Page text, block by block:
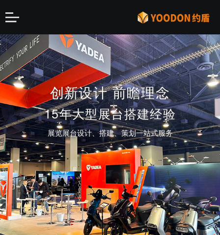
全球加速最快豪华超跑
OWL
约盾倾力打造高端展台
全程运营ASPARK上海车展品牌营销 宣传 设计 搭
建
第二届中国国际消费品博
览会
上海地区排名前三
特装指定搭建商
创新设计 前瞻理念
15年大型展台搭建经验
展览展台设计、搭建、策划一站式服务
知名企业 大型高端展会
特装指定搭建商
助力品牌营销 知名品牌长期合作伙伴